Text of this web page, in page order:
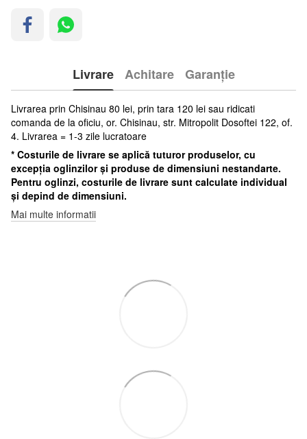
Livrare Achitare Garanție
Livrarea prin Chisinau 80 lei, prin tara 120 lei sau ridicati
comanda de la oficiu, or. Chisinau, str. Mitropolit Dosoftei 122, of.
4. Livrarea = 1-3 zile lucratoare
* Costurile de livrare se aplică tuturor produselor, cu
excepția oglinzilor și produse de dimensiuni nestandarte.
Pentru oglinzi, costurile de livrare sunt calculate individual
și depind de dimensiuni.
Mai multe informatii